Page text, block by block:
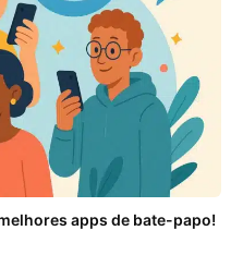
apps de bate-papo!